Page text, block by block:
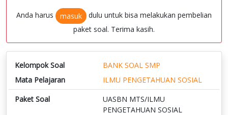
Anda harus masuk
dulu untuk bisa melakukan pembelian
paket soal. Terima kasih.
Kelompok Soal
BANK SOAL SMP
Mata Pelajaran
ILMU PENGETAHUAN SOSIAL
Paket Soal
UASBN MTS/ILMU
PENGETAHUAN SOSIAL